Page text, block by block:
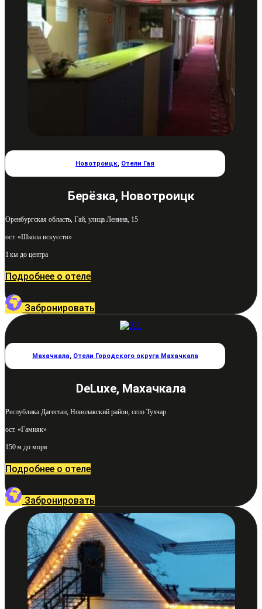
Новотроицк, Отели Гая
Берёзка, Новотроицк
Оренбургская область, Гай, улица Ленина, 15
ост. «Школа искусств»
1 км до центра
Подробнее о отеле
Забронировать
Махачкала, Отели Городского округа Махачкала
DeLuxe, Махачкала
Республика Дагестан, Новолакский район, село Тухчар
ост. «Гамияк»
150 м до моря
Подробнее о отеле
Забронировать